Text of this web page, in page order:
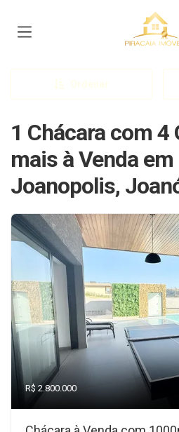
Página
Ordenar
1 Chácara com 4
mais à Venda
Joanopolis,
R$ 2.800.000